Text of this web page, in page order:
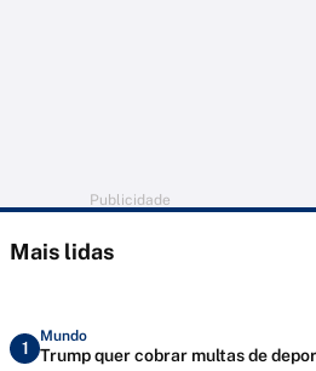
Publicidade
Mais lidas
1
Mundo
Trump quer cobrar multas de